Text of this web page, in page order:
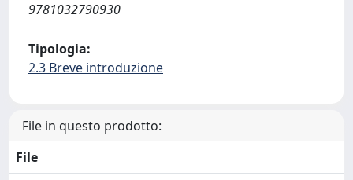
9781032790930
Tipologia:
2.3 Breve introduzione
File in questo prodotto:
File